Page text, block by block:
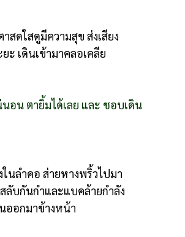
สดใสดูมีความสุข ส่งเสียง
ะ เดินเข้ามาคลอเคลีย
อน ตายิ้มได้เลย และ ชอบเดิน
ในลำคอ ส่ายหางพริ้วไปมา
ลับกันกำและแบคล้ายกำลัง
ออกมาข้างหน้า